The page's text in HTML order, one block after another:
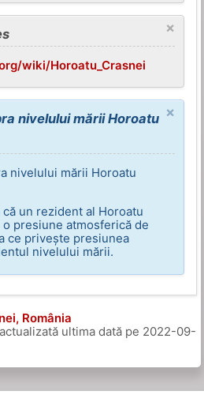
×
wiki/Horoatu_Crasnei
×
nivelului mării Horoatu
nivelului mării Horoatu
un rezident al Horoatu
presiune atmosferică de
ce privește presiunea
nivelului mării.
România
ultima dată pe 2022-09-